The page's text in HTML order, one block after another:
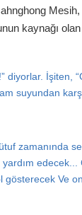
Mesih,
kaynağı
diyorlar. İşiten,
suyundan
zamanında
Ve